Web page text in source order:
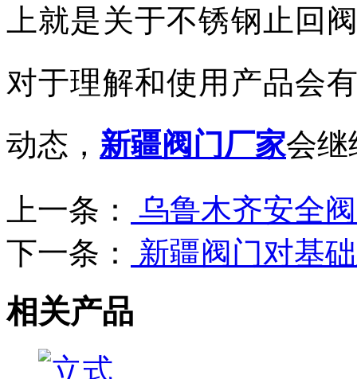
上就是关于不锈钢止回
对于理解和使用产品会
动态， 新疆阀门厂家会继
上一条：
乌鲁木齐安全
下一条：
新疆阀门对基
相关产品